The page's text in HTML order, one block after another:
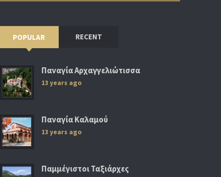
POPULAR RECENT
Παναγία Αρχαγγελιώτισσα
13 years ago
Παναγία Καλαμού
13 years ago
Παμμέγιστοι Ταξιάρχες